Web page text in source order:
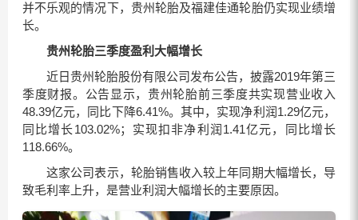
并不乐观的情况下，贵州轮胎及福建佳通轮胎仍实现业绩增
长。
贵州轮胎三季度盈利大幅增长
近日贵州轮胎股份有限公司发布公告，披露2019年第三
季度财报。公告显示，贵州轮胎前三季度共实现营业收入
48.39亿元，同比下降6.41%。其中，实现净利润1.29亿元，
同比增长103.02%；实现扣非净利润1.41亿元，同比增长
118.66%。
这家公司表示，轮胎销售收入较上年同期大幅增长，导
致毛利率上升，是营业利润大幅增长的主要原因。